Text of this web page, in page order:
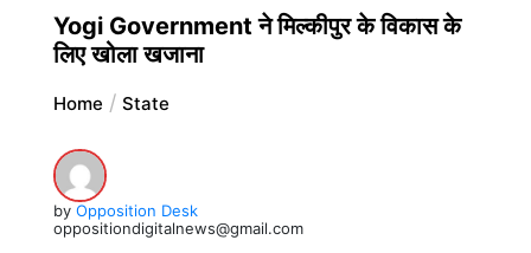
Yogi Government ने मिल्कीपुर के विकास के
लिए खोला खजाना
Home State
by Opposition Desk
oppositiondigitalnews@gmail.com